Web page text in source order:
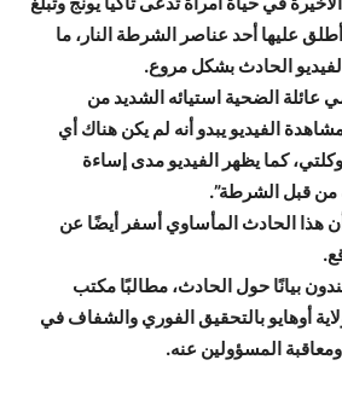
حيث أطلق عليها أحد عناصر الشرطة النار، ما
الحادث بشكل مروع.
عائلة الضحية استيائه الشديد من
الفيديو يبدو أنه لم يكن هناك أي
كما يظهر الفيديو مدى إساءة
من قبل الشرطة”.
هذا الحادث المأساوي أسفر أيضًا عن
بيانًا حول الحادث، مطالبًا مكتب
أوهايو بالتحقيق الفوري والشفاف في
المسؤولين عنه.